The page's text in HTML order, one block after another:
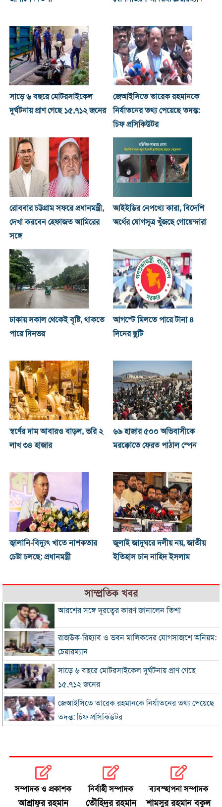
সাড়ে ৬ বছরে মোটরসাইকেল
দুর্ঘটনায় প্রাণ গেছে ১৫,৭১২ জনের
জেআইসিতে তারেক রহমানকে
নির্যাতনের তথ্য পেয়েছে তদন্ত:
চিফ প্রসিকিউটর
রোববার চট্টগ্রাম সফরে প্রধানমন্ত্রী,
দেখা করবেন হেফাজত আমিরের
সঙ্গে
আইইডির নেপথ্যে কারা, বিদেশি
অর্থের যোগসূত্র খুঁজছে গোয়েন্দারা
ঢাকায় সকাল থেকেই বৃষ্টি, থাকতে
পারে দিনভর
আগস্টে মিলতে পারে টানা ৪
দিনের ছুটি
স্বর্ণের দাম আবারও বাড়ল, ভরি ২
লাখ ৩৪ হাজার
৬৯ হাজার ৫০০ অভিবাসীকে
মরক্কোতে ফেরত পাঠাল স্পেন
জ্বালানি-বিদ্যুৎ খাতে নাশকতার
চেষ্টা চলছে: প্রধানমন্ত্রী
জুলাই জাদুঘরে দলীয় নয়, জাতীয়
ইতিহাস চান নাহিদ ইসলাম
সাম্প্রতিক খবর
আরশের সঙ্গে দূরত্বের কারণ জানালেন তিশা
রাজউক-রিহ্যাব ও ভবন মালিকদের যোগসাজশে অনিয়ম:
চেয়ারম্যান
সাড়ে ৬ বছরে মোটরসাইকেল দুর্ঘটনায় প্রাণ গেছে
১৫,৭১২ জনের
জেআইসিতে তারেক রহমানকে নির্যাতনের তথ্য পেয়েছে
তদন্ত: চিফ প্রসিকিউটর
আইইডির নেপথ্যে কারা, বিদেশি অর্থের যোগসূত্র খুঁজছে
ঢাকায় সকাল থেকেই বৃষ্টি, থাকতে পারে দিনভর
সম্পাদক ও প্রকাশক
আশ্রাফুর রহমান
নির্বাহী সম্পাদক
তৌহিদুর রহমান
ব্যবস্হাপনা সম্পাদক
শামসুর রহমান বকুল